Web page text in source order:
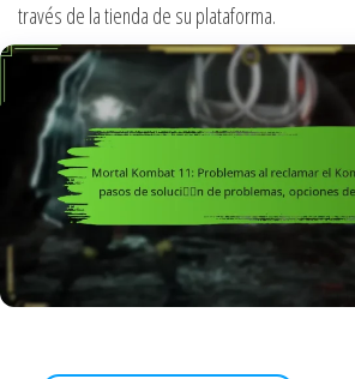
través de la tienda de su plataforma.